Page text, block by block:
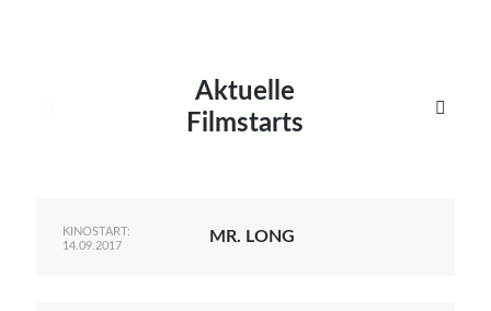
Aktuelle
Filmstarts

KINOSTART:
14.09.2017
MR. LONG